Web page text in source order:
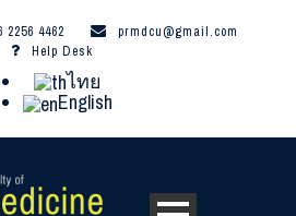
2256 4462
prmdcu@gmail.com
Help Desk
ไทย
English